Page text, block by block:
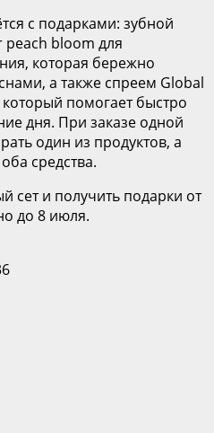
с подарками: зубной
peach bloom для
которая бережно
а также спреем Global
помогает быстро
дня. При заказе одной
один из продуктов, а
средства.
сет и получить подарки от
до 8 июля.